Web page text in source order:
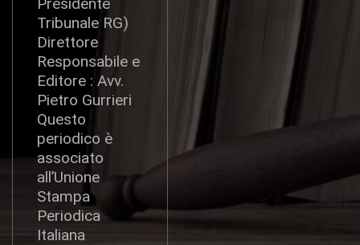
Tribunale RG)
Direttore
Responsabile e
Editore : Avv.
Pietro Gurrieri
Questo
periodico è
associato
all’Unione
Stampa
Periodica
Italiana